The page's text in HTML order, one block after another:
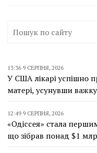
13:36 9 СЕРПНЯ, 2026
У США лікарі успішно
матері, усунувши
12:49 9 СЕРПНЯ, 2026
«Одіссея» стала
що зібрав понад $1